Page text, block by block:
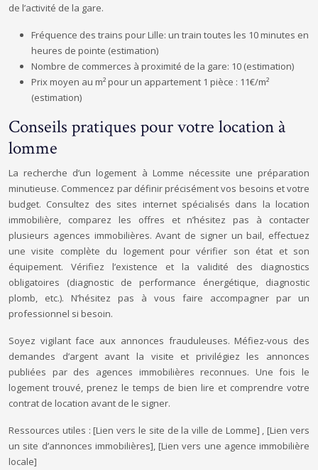
de l’activité de la gare.
Fréquence des trains pour Lille: un train toutes les 10 minutes en
heures de pointe (estimation)
Nombre de commerces à proximité de la gare: 10 (estimation)
Prix moyen au m² pour un appartement 1 pièce : 11€/m²
(estimation)
Conseils pratiques pour votre location à
lomme
La recherche d’un logement à Lomme nécessite une préparation
minutieuse. Commencez par définir précisément vos besoins et votre
budget. Consultez des sites internet spécialisés dans la location
immobilière, comparez les offres et n’hésitez pas à contacter
plusieurs agences immobilières. Avant de signer un bail, effectuez
une visite complète du logement pour vérifier son état et son
équipement. Vérifiez l’existence et la validité des diagnostics
obligatoires (diagnostic de performance énergétique, diagnostic
plomb, etc.). N’hésitez pas à vous faire accompagner par un
professionnel si besoin.
Soyez vigilant face aux annonces frauduleuses. Méfiez-vous des
demandes d’argent avant la visite et privilégiez les annonces
publiées par des agences immobilières reconnues. Une fois le
logement trouvé, prenez le temps de bien lire et comprendre votre
contrat de location avant de le signer.
Ressources utiles : [Lien vers le site de la ville de Lomme] , [Lien vers
un site d’annonces immobilières], [Lien vers une agence immobilière
locale]